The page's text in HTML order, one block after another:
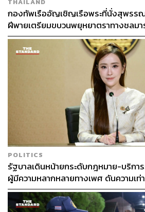
กองทัพเรืออัญเชิญเรือพระที่นั่งสุพรร
ฝีพายเตรียมขบวนพยุหยาตราทางชลม
POLITICS
รัฐบาลเดินหน้ายกระดับกฎหมาย-บริก
ผู้มีความหลากหลายทางเพศ ดันความเท่
หลักสูตรในห้องเรียนถึงที่ทำงาน